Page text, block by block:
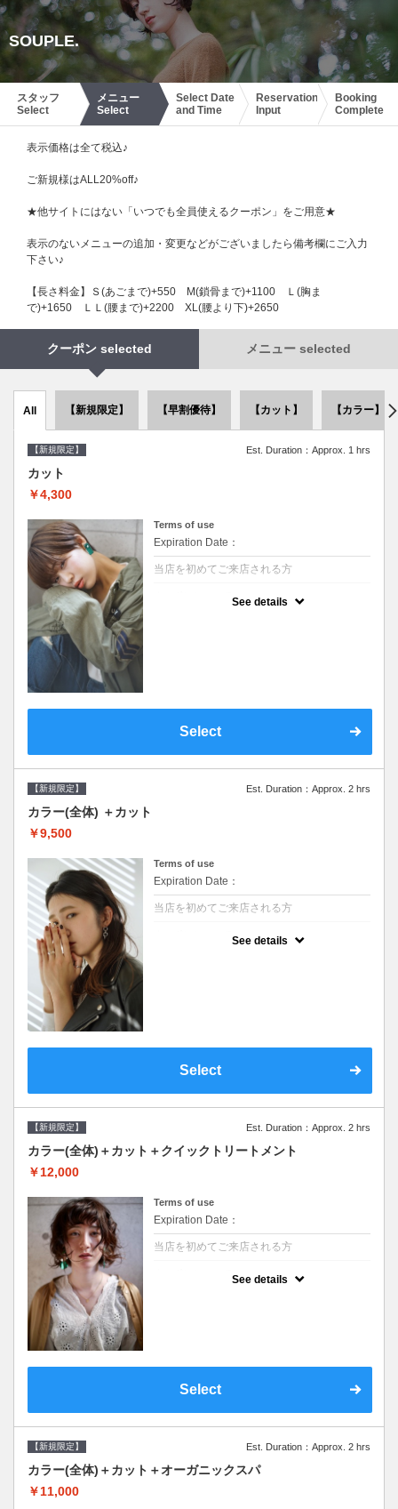
SOUPLE.
スタッフ
Select
メニュー
Select
Select Date
and Time
Reservation
Input
Booking
Complete
表示価格は全て税込♪
ご新規様はALL20%off♪
★他サイトにはない「いつでも全員使えるクーポン」をご用意★
表示のないメニューの追加・変更などがございましたら備考欄にご入力
下さい♪
【長さ料金】Ｓ(あごまで)+550 М(鎖骨まで)+1100 Ｌ(胸ま
で)+1650 ＬＬ(腰まで)+2200 XL(腰より下)+2650
クーポン selected メニュー selected
All 【新規限定】 【早割優待】 【カット】 【カラー】
【新規限定】 Est. Duration：Approx. 1 hrs
カット
￥4,300
Terms of use
Expiration Date：
当店を初めてご来店される方
See details
Select
【新規限定】 Est. Duration：Approx. 2 hrs
カラー(全体) ＋カット
￥9,500
Terms of use
Expiration Date：
当店を初めてご来店される方
See details
Select
【新規限定】 Est. Duration：Approx. 2 hrs
カラー(全体)＋カット＋クイックトリートメント
￥12,000
Terms of use
Expiration Date：
当店を初めてご来店される方
See details
Select
【新規限定】 Est. Duration：Approx. 2 hrs
カラー(全体)＋カット＋オーガニックスパ
￥11,000